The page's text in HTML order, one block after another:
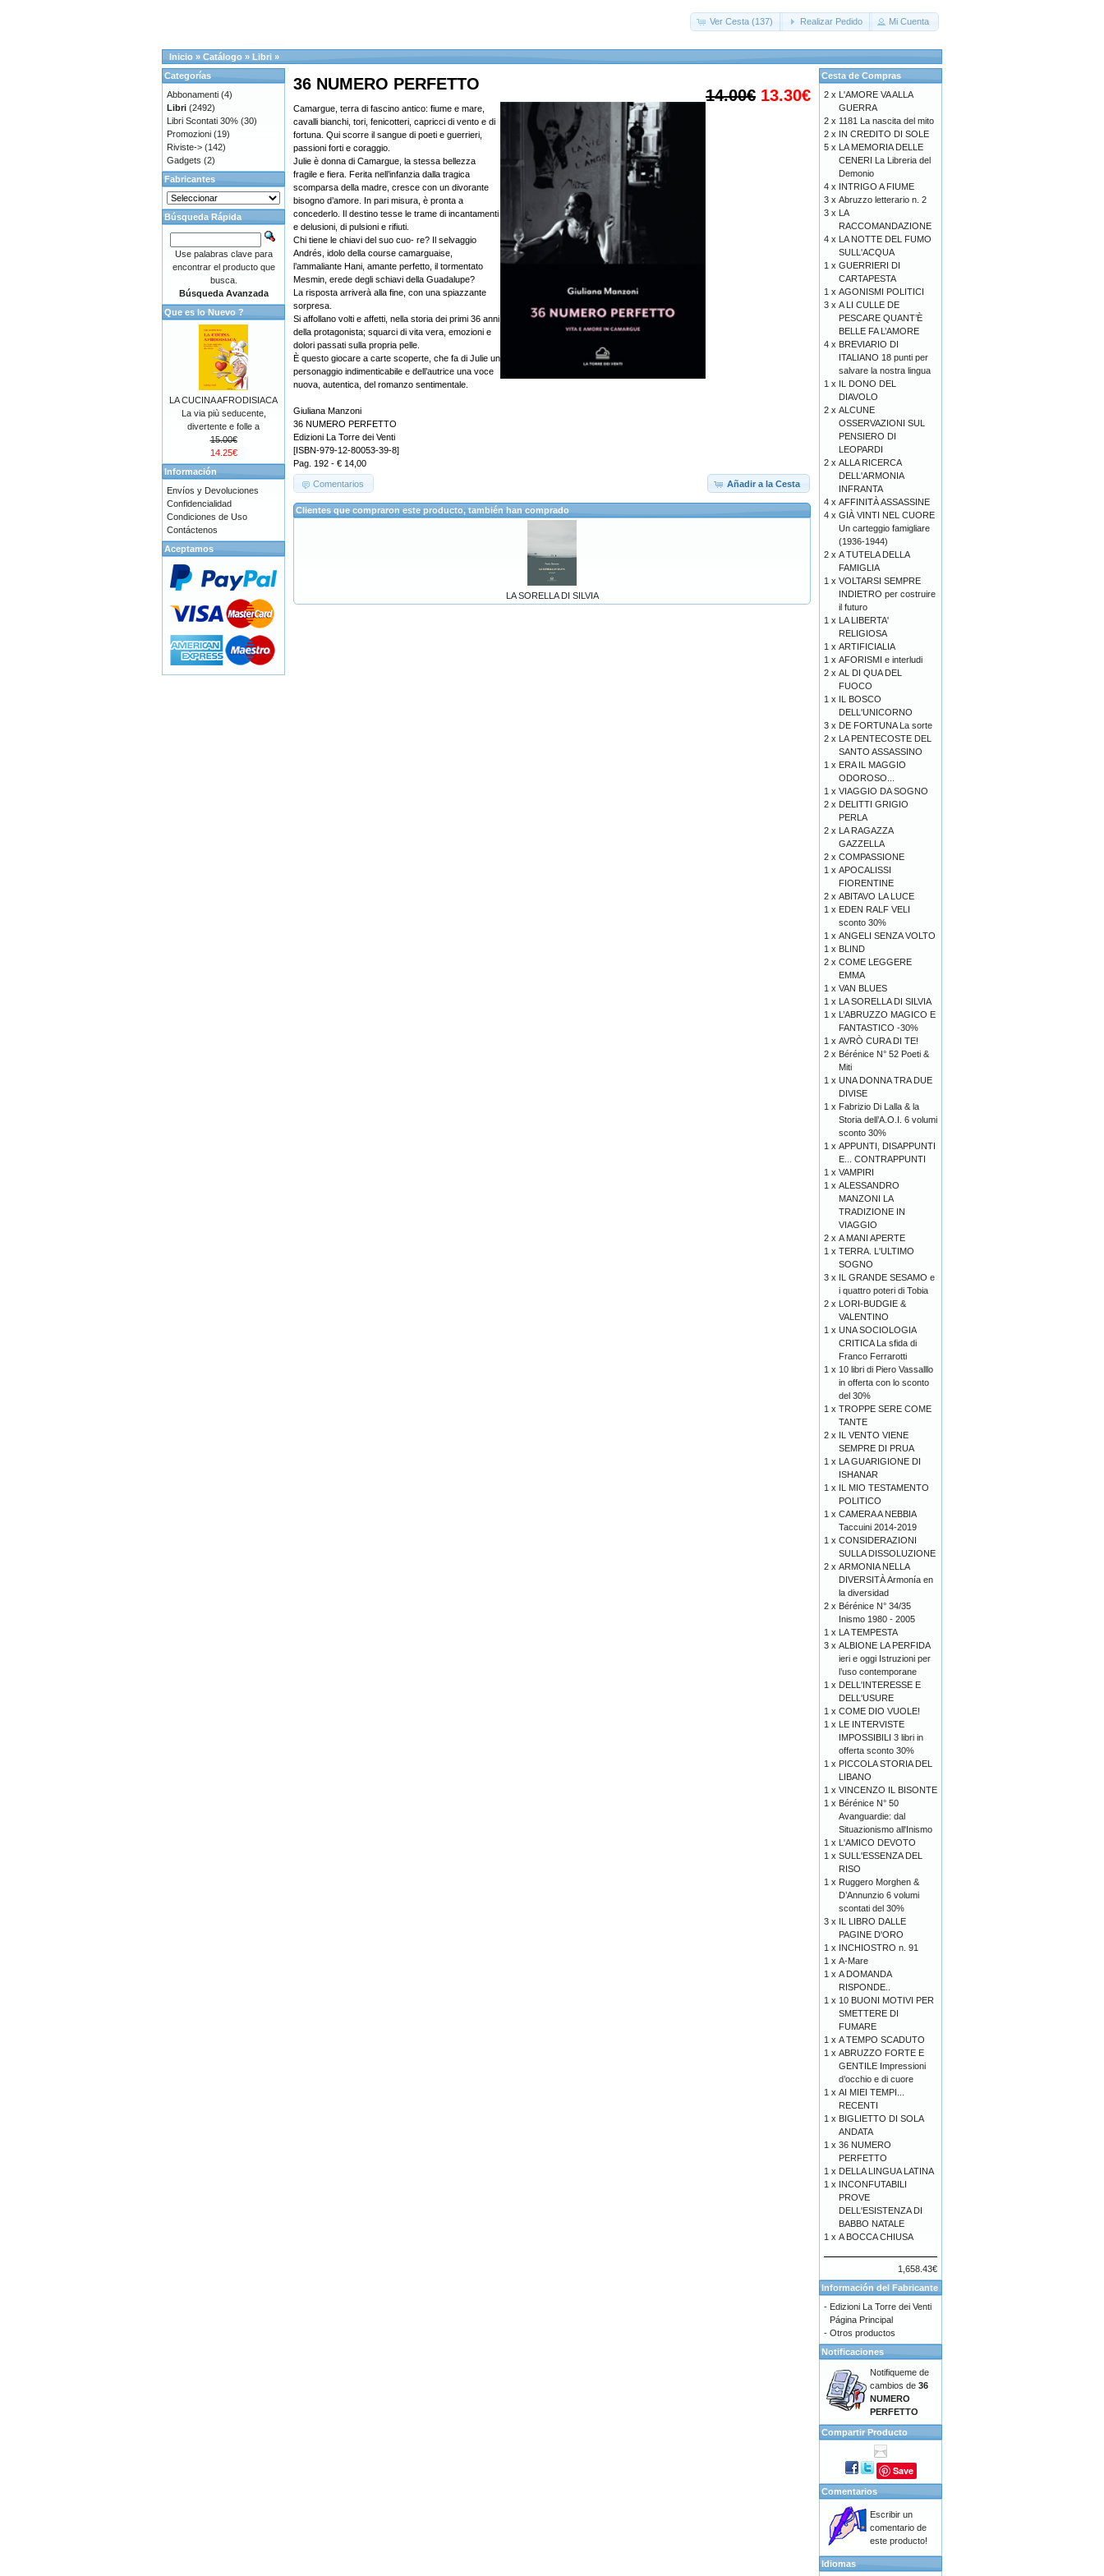
Ver Cesta (137) Realizar Pedido Mi Cuenta
Inicio » Catálogo » Libri »
14.00€ 13.30€
36 NUMERO PERFETTO
Camargue, terra di fascino antico: fiume e mare,
cavalli bianchi, tori, fenicotteri, capricci di vento e di
fortuna. Qui scorre il sangue di poeti e guerrieri,
passioni forti e coraggio.
Julie è donna di Camargue, la stessa bellezza
fragile e fiera. Ferita nell’infanzia dalla tragica
scomparsa della madre, cresce con un divorante
bisogno d’amore. In pari misura, è pronta a
concederlo. Il destino tesse le trame di incantamenti
e delusioni, di pulsioni e rifiuti.
Chi tiene le chiavi del suo cuo- re? Il selvaggio
Andrés, idolo della course camarguaise,
l’ammaliante Hani, amante perfetto, il tormentato
Mesmin, erede degli schiavi della Guadalupe?
La risposta arriverà alla fine, con una spiazzante
sorpresa.
Si affollano volti e affetti, nella storia dei primi 36 anni
della protagonista; squarci di vita vera, emozioni e
dolori passati sulla propria pelle.
È questo giocare a carte scoperte, che fa di Julie un
personaggio indimenticabile e dell’autrice una voce
nuova, autentica, del romanzo sentimentale.
Giuliana Manzoni
36 NUMERO PERFETTO
Edizioni La Torre dei Venti
[ISBN-979-12-80053-39-8]
Pag. 192 - € 14,00
Añadir a la Cesta
Comentarios
Clientes que compraron este producto, también han comprado
LA SORELLA DI SILVIA
Categorías
Abbonamenti (4)
Libri (2492)
Libri Scontati 30% (30)
Promozioni (19)
Riviste-> (142)
Gadgets (2)
Fabricantes
Búsqueda Rápida
Use palabras clave para
encontrar el producto que
busca.
Búsqueda Avanzada
Que es lo Nuevo ?
LA CUCINA AFRODISIACA
La via più seducente,
divertente e folle a
15.00€
14.25€
Información
Envíos y Devoluciones
Confidencialidad
Condiciones de Uso
Contáctenos
Aceptamos
Cesta de Compras
2 x L'AMORE VA ALLA
GUERRA
2 x 1181 La nascita del mito
2 x IN CREDITO DI SOLE
5 x LA MEMORIA DELLE
CENERI La Libreria del
Demonio
4 x INTRIGO A FIUME
3 x Abruzzo letterario n. 2
3 x LA
RACCOMANDAZIONE
4 x LA NOTTE DEL FUMO
SULL'ACQUA
1 x GUERRIERI DI
CARTAPESTA
1 x AGONISMI POLITICI
3 x A LI CULLE DE
PESCARE QUANT’È
BELLE FA L’AMORE
4 x BREVIARIO DI
ITALIANO 18 punti per
salvare la nostra lingua
1 x IL DONO DEL
DIAVOLO
2 x ALCUNE
OSSERVAZIONI SUL
PENSIERO DI
LEOPARDI
2 x ALLA RICERCA
DELL'ARMONIA
INFRANTA
4 x AFFINITÀ ASSASSINE
4 x GIÀ VINTI NEL CUORE
Un carteggio famigliare
(1936-1944)
2 x A TUTELA DELLA
FAMIGLIA
1 x VOLTARSI SEMPRE
INDIETRO per costruire
il futuro
1 x LA LIBERTA'
RELIGIOSA
1 x ARTIFICIALIA
1 x AFORISMI e interludi
2 x AL DI QUA DEL
FUOCO
1 x IL BOSCO
DELL'UNICORNO
3 x DE FORTUNA La sorte
2 x LA PENTECOSTE DEL
SANTO ASSASSINO
1 x ERA IL MAGGIO
ODOROSO...
1 x VIAGGIO DA SOGNO
2 x DELITTI GRIGIO
PERLA
2 x LA RAGAZZA
GAZZELLA
2 x COMPASSIONE
1 x APOCALISSI
FIORENTINE
2 x ABITAVO LA LUCE
1 x EDEN RALF VELI
sconto 30%
1 x ANGELI SENZA VOLTO
1 x BLIND
2 x COME LEGGERE
EMMA
1 x VAN BLUES
1 x LA SORELLA DI SILVIA
1 x L’ABRUZZO MAGICO E
FANTASTICO -30%
1 x AVRÒ CURA DI TE!
2 x Bérénice N° 52 Poeti &
Miti
1 x UNA DONNA TRA DUE
DIVISE
1 x Fabrizio Di Lalla & la
Storia dell’A.O.I. 6 volumi
sconto 30%
1 x APPUNTI, DISAPPUNTI
E... CONTRAPPUNTI
1 x VAMPIRI
1 x ALESSANDRO
MANZONI LA
TRADIZIONE IN
VIAGGIO
2 x A MANI APERTE
1 x TERRA. L'ULTIMO
SOGNO
3 x IL GRANDE SESAMO e
i quattro poteri di Tobia
2 x LORI-BUDGIE &
VALENTINO
1 x UNA SOCIOLOGIA
CRITICA La sfida di
Franco Ferrarotti
1 x 10 libri di Piero Vassalllo
in offerta con lo sconto
del 30%
1 x TROPPE SERE COME
TANTE
2 x IL VENTO VIENE
SEMPRE DI PRUA
1 x LA GUARIGIONE DI
ISHANAR
1 x IL MIO TESTAMENTO
POLITICO
1 x CAMERA A NEBBIA
Taccuini 2014-2019
1 x CONSIDERAZIONI
SULLA DISSOLUZIONE
2 x ARMONIA NELLA
DIVERSITÀ Armonía en
la diversidad
2 x Bérénice N° 34/35
Inismo 1980 - 2005
1 x LA TEMPESTA
3 x ALBIONE LA PERFIDA
ieri e oggi Istruzioni per
l’uso contemporane
1 x DELL'INTERESSE E
DELL'USURE
1 x COME DIO VUOLE!
1 x LE INTERVISTE
IMPOSSIBILI 3 libri in
offerta sconto 30%
1 x PICCOLA STORIA DEL
LIBANO
1 x VINCENZO IL BISONTE
1 x Bérénice N° 50
Avanguardie: dal
Situazionismo all'Inismo
1 x L'AMICO DEVOTO
1 x SULL'ESSENZA DEL
RISO
1 x Ruggero Morghen &
D’Annunzio 6 volumi
scontati del 30%
3 x IL LIBRO DALLE
PAGINE D'ORO
1 x INCHIOSTRO n. 91
1 x A-Mare
1 x A DOMANDA
RISPONDE..
1 x 10 BUONI MOTIVI PER
SMETTERE DI
FUMARE
1 x A TEMPO SCADUTO
1 x ABRUZZO FORTE E
GENTILE Impressioni
d’occhio e di cuore
1 x AI MIEI TEMPI...
RECENTI
1 x BIGLIETTO DI SOLA
ANDATA
1 x 36 NUMERO
PERFETTO
1 x DELLA LINGUA LATINA
1 x INCONFUTABILI
PROVE
DELL'ESISTENZA DI
BABBO NATALE
1 x A BOCCA CHIUSA
1,658.43€
Información del Fabricante
- Edizioni La Torre dei Venti
Página Principal
- Otros productos
Notificaciones
Notifiqueme de
cambios de 36
NUMERO
PERFETTO
Compartir Producto
Save
Comentarios
Escribir un
comentario de
este producto!
Idiomas